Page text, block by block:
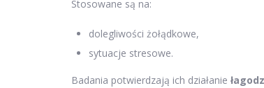
Stosowane są na:
dolegliwości żołądkowe,
sytuacje stresowe.
Badania potwierdzają ich działanie